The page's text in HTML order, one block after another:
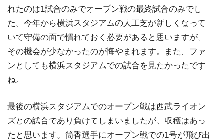
れたのは1試合のみでオープン戦の最終試合のみでし
た。今年から横浜スタジアムの人工芝が新しくなって
いて守備の面で慣れておく必要があると思いますが、
その機会が少なかったのが悔やまれます。また、ファ
ンとしても横浜スタジアムでの試合を見たかったです
ね。
最後の横浜スタジアムでのオープン戦は西武ライオン
ズとの試合であり負けてしまいましたが、収穫はあっ
たと思います。筒香選手にオープン戦での1号が飛び出